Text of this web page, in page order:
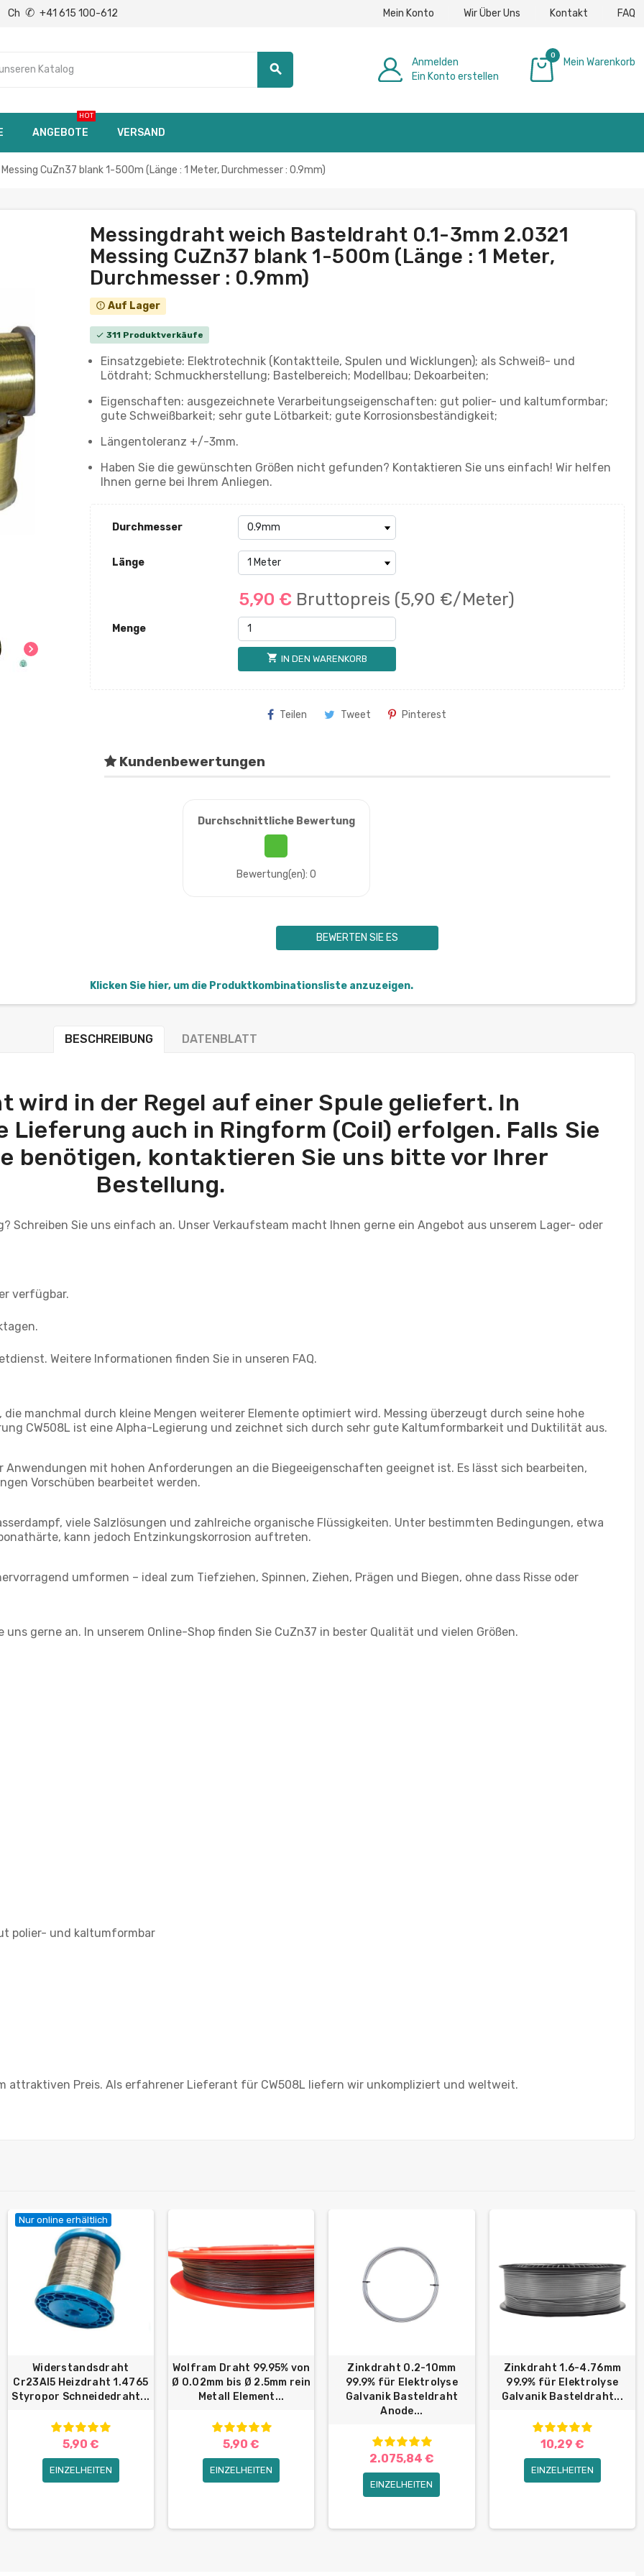
Ch ✆ +41 615 100-612 Mein Konto Wir Über Uns Kontakt FAQ
search
Anmelden
Ein Konto erstellen
0
Mein Warenkorb
ANGEBOTE
HOT
VERSAND
CuZn37 blank 1-500m (Länge : 1 Meter, Durchmesser : 0.9mm)
chevron_right
Messingdraht weich Basteldraht 0.1-3mm 2.0321
Messing CuZn37 blank 1-500m (Länge : 1 Meter,
Durchmesser : 0.9mm)
error_outline Auf Lager
check 311 Produktverkäufe
Einsatzgebiete: Elektrotechnik (Kontaktteile, Spulen und Wicklungen); als Schweiß- und
Lötdraht; Schmuckherstellung; Bastelbereich; Modellbau; Dekoarbeiten;
Eigenschaften: ausgezeichnete Verarbeitungseigenschaften: gut polier- und kaltumformbar;
gute Schweißbarkeit; sehr gute Lötbarkeit; gute Korrosionsbeständigkeit;
Längentoleranz +/-3mm.
Haben Sie die gewünschten Größen nicht gefunden? Kontaktieren Sie uns einfach! Wir helfen
Ihnen gerne bei Ihrem Anliegen.
Durchmesser
Länge
5,90 € Bruttopreis (5,90 €/Meter)
Menge
shopping_cart IN DEN WARENKORB
Teilen Tweet Pinterest
Kundenbewertungen
Durchschnittliche Bewertung
Bewertung(en): 0
BEWERTEN SIE ES
Klicken Sie hier, um die Produktkombinationsliste anzuzeigen.
BESCHREIBUNG DATENBLATT
wird in der Regel auf einer Spule geliefert. In
Lieferung auch in Ringform (Coil) erfolgen. Falls Sie
benötigen, kontaktieren Sie uns bitte vor Ihrer
Bestellung.
Schreiben Sie uns einfach an. Unser Verkaufsteam macht Ihnen gerne ein Angebot aus unserem Lager- oder
verfügbar.
Weitere Informationen finden Sie in unseren FAQ.
manchmal durch kleine Mengen weiterer Elemente optimiert wird. Messing überzeugt durch seine hohe
CW508L ist eine Alpha-Legierung und zeichnet sich durch sehr gute Kaltumformbarkeit und Duktilität aus.
Anwendungen mit hohen Anforderungen an die Biegeeigenschaften geeignet ist. Es lässt sich bearbeiten,
Vorschüben bearbeitet werden.
viele Salzlösungen und zahlreiche organische Flüssigkeiten. Unter bestimmten Bedingungen, etwa
kann jedoch Entzinkungskorrosion auftreten.
umformen – ideal zum Tiefziehen, Spinnen, Ziehen, Prägen und Biegen, ohne dass Risse oder
gerne an. In unserem Online-Shop finden Sie CuZn37 in bester Qualität und vielen Größen.
polier- und kaltumformbar
attraktiven Preis. Als erfahrener Lieferant für CW508L liefern wir unkompliziert und weltweit.
Nur online erhältlich
Widerstandsdraht
Cr23Al5 Heizdraht 1.4765
Styropor Schneidedraht...
5,90 €
EINZELHEITEN
Wolfram Draht 99.95% von
Ø 0.02mm bis Ø 2.5mm rein
Metall Element...
5,90 €
EINZELHEITEN
Zinkdraht 0.2-10mm
99.9% für Elektrolyse
Galvanik Basteldraht
Anode...
2.075,84 €
EINZELHEITEN
Zinkdraht 1.6-4.76mm
99.9% für Elektrolyse
Galvanik Basteldraht...
10,29 €
EINZELHEITEN